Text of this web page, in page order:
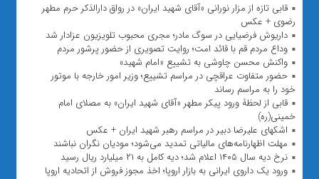
قابی تازه از مزار نورانی «آقای شهید ایران» در رواق دارالذکر حرم مطهر
رضوی + عکس
داریوش فرضیایی در سوگ مادر؛ مجری محبوب تلویزیون عزادار شد
وداع مردم قم با قائد امت؛ روایت تصویری از حضور پرشور مردم
واکنش محسن چاوشی به تشییع «امام شهید»
حضور متفاوت عراقچی در مراسم تشییع؛ وزیر امور خارجه با موتور
خود را به مراسم رساند
قابی از لحظۀ ورود پیکر مطهر «آقای شهید ایران» به مصلای امام
خمینی(ره)
اشکهای علیرضا دبیر در مراسم رهبر شهید ایران + عکس
مهلت اظهارنامه‌های مالیاتی تمدید می‌شود؛ مودیان نگران نباشند
نرخ دیه سال ۱۴۰۵ اعلام شد؛ دیه کامل به ۲۱ میلیارد ریال رسید
ورود یک داروی ایرانی به بازار اروپا؛ اخذ مجوز فروش از اتحادیه اروپا